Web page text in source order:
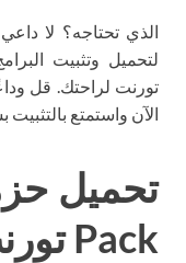
الذي تحتاجه؟ لا
لتحميل وتثبيت
تورنت لراحتك. قل
الآن واستمتع
Pack تورنت